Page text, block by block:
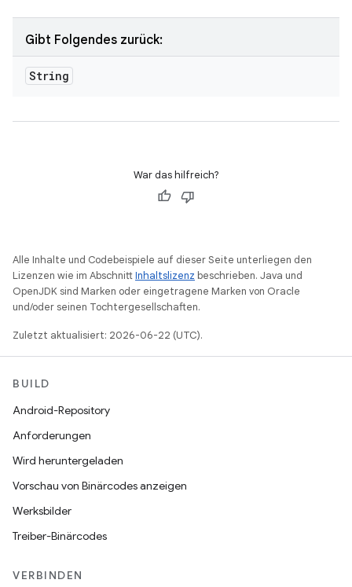
Gibt Folgendes zurück:
String
War das hilfreich?
Alle Inhalte und Codebeispiele auf dieser Seite unterliegen den
Lizenzen wie im AbschnittInhaltslizenz beschrieben. Java und
OpenJDK sind Marken oder eingetragene Marken von Oracle
und/oder seinen Tochtergesellschaften.
Zuletzt aktualisiert: 2026-06-22 (UTC).
BUILD
Android-Repository
Anforderungen
Wird heruntergeladen
Vorschau von Binärcodes anzeigen
Werksbilder
Treiber-Binärcodes
VERBINDEN